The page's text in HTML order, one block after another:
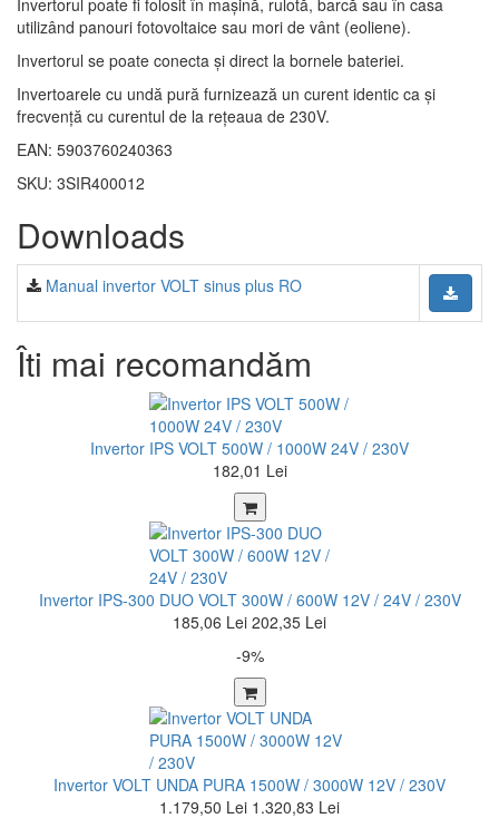
Invertorul poate fi folosit în mașină, rulotă, barcă sau în casa
utilizând panouri fotovoltaice sau mori de vânt (eoliene).
Invertorul se poate conecta și direct la bornele bateriei.
Invertoarele cu undă pură furnizează un curent identic ca și
frecvență cu curentul de la rețeaua de 230V.
EAN: 5903760240363
SKU: 3SIR400012
Downloads
Manual invertor VOLT sinus plus RO
Îti mai recomandăm
Invertor IPS VOLT 500W / 1000W 24V / 230V
182,01 Lei
Invertor IPS-300 DUO VOLT 300W / 600W 12V / 24V / 230V
185,06 Lei 202,35 Lei
-9%
Invertor VOLT UNDA PURA 1500W / 3000W 12V / 230V
1.179,50 Lei 1.320,83 Lei